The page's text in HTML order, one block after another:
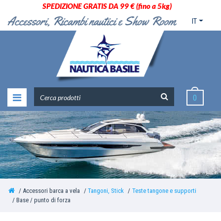
SPEDIZIONE GRATIS DA 99 € (fino a 5kg)
IT
0
Accessori barca a vela Tangoni, Stick
Teste tangone e supporti
Base / punto di forza